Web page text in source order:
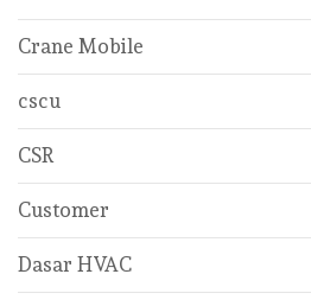
Crane Mobile
cscu
CSR
Customer
Dasar HVAC